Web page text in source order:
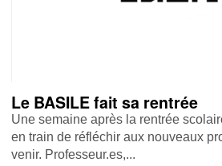
Le BASILE fait sa rentrée
Une semaine après la rentrée
en train de réfléchir aux nouveaux
venir. Professeur.es,...